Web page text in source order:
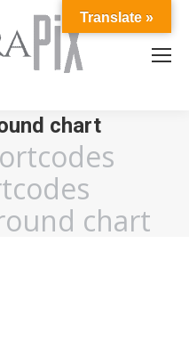
chart
chart
Translate »